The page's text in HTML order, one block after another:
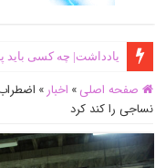
یادداشت| ‌چه کسی باید
صفحه اصلی » اخبار »
نساجی را کند کرد